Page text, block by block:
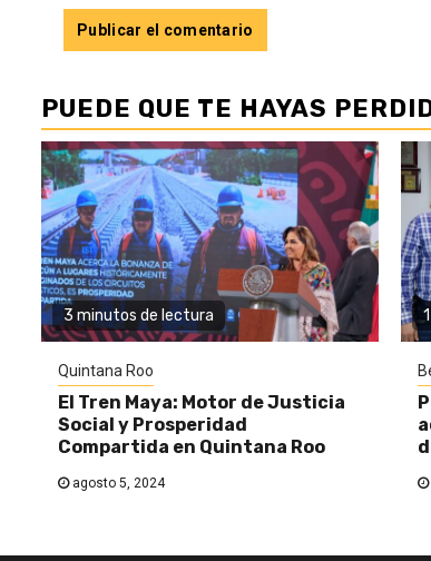
PUEDE QUE TE HAYAS
3 minutos de lectura
Quintana Roo
El Tren Maya: Motor de Justicia
Social y Prosperidad
Compartida en Quintana Roo
agosto 5, 2024